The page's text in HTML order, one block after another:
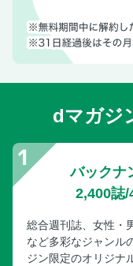
平等寺（下京区）／
Part2 洛東・東山
高台寺（東山区）
六道珍皇寺（東山
即成院（東山区）
東福寺（東山区）
今熊野観音寺（東
泉涌寺（東山区）
dマガジ
バックナ
2,400誌/
総合週刊誌、女性・
など多彩なジャンル
ジン限定のオリジナ